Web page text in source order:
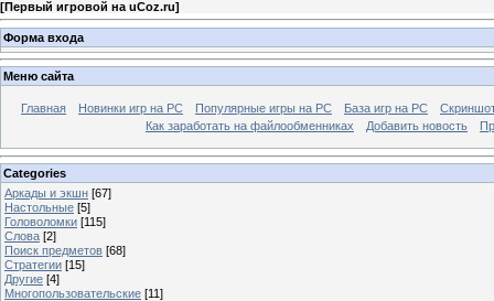
[Первый игровой на uCoz.ru]
Форма входа
Меню сайта
Главная Новинки игр на PC Популярные игры на PC База игр на РС
Как заработать на файлообменниках
Добавить новость
Categories
Аркады и экшн [67]
Настольные [5]
Головоломки [115]
Слова [2]
Поиск предметов [68]
Стратегии [15]
Другие [4]
Многопользовательские [11]